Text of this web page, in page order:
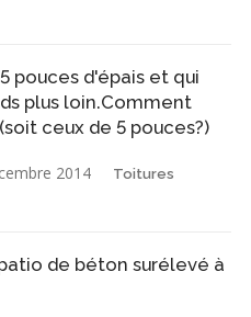
pouces d'épais et qui
plus loin.Comment
ceux de 5 pouces?)
2014 Toitures
de béton surélevé à